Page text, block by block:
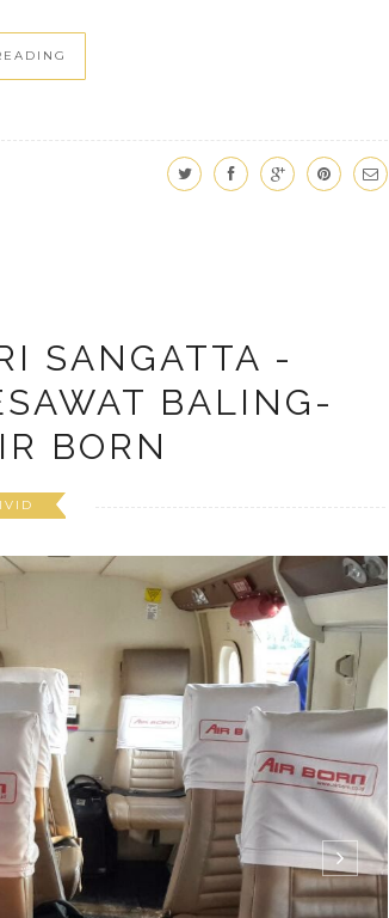
SANGATTA -
BALING-
BORN